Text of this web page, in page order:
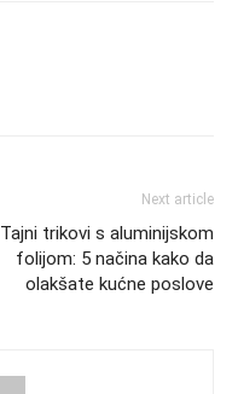
Next article
Tajni trikovi s aluminijskom
folijom: 5 načina kako da
olakšate kućne poslove